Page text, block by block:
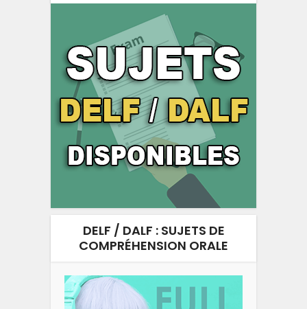
DELF / DALF : SUJETS DE
COMPRÉHENSION ORALE